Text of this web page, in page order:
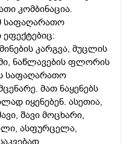
კომბინაცია.
საფაღარათო
ეფექტებიც:
კარგვა, მუცლის
ნაწლავების ფლორის
საფაღარათო
მათ ნაყენებს
იყენებენ. ასეთია,
შავი მოცხარი,
ასფურცელა,